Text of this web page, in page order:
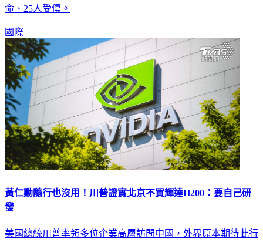
列車撞擊巴士並波及數台車輛的重大事故，造成至少8人喪
國際
黃仁勳隨行也沒用！川普證實北京不買輝達H200：要自己研